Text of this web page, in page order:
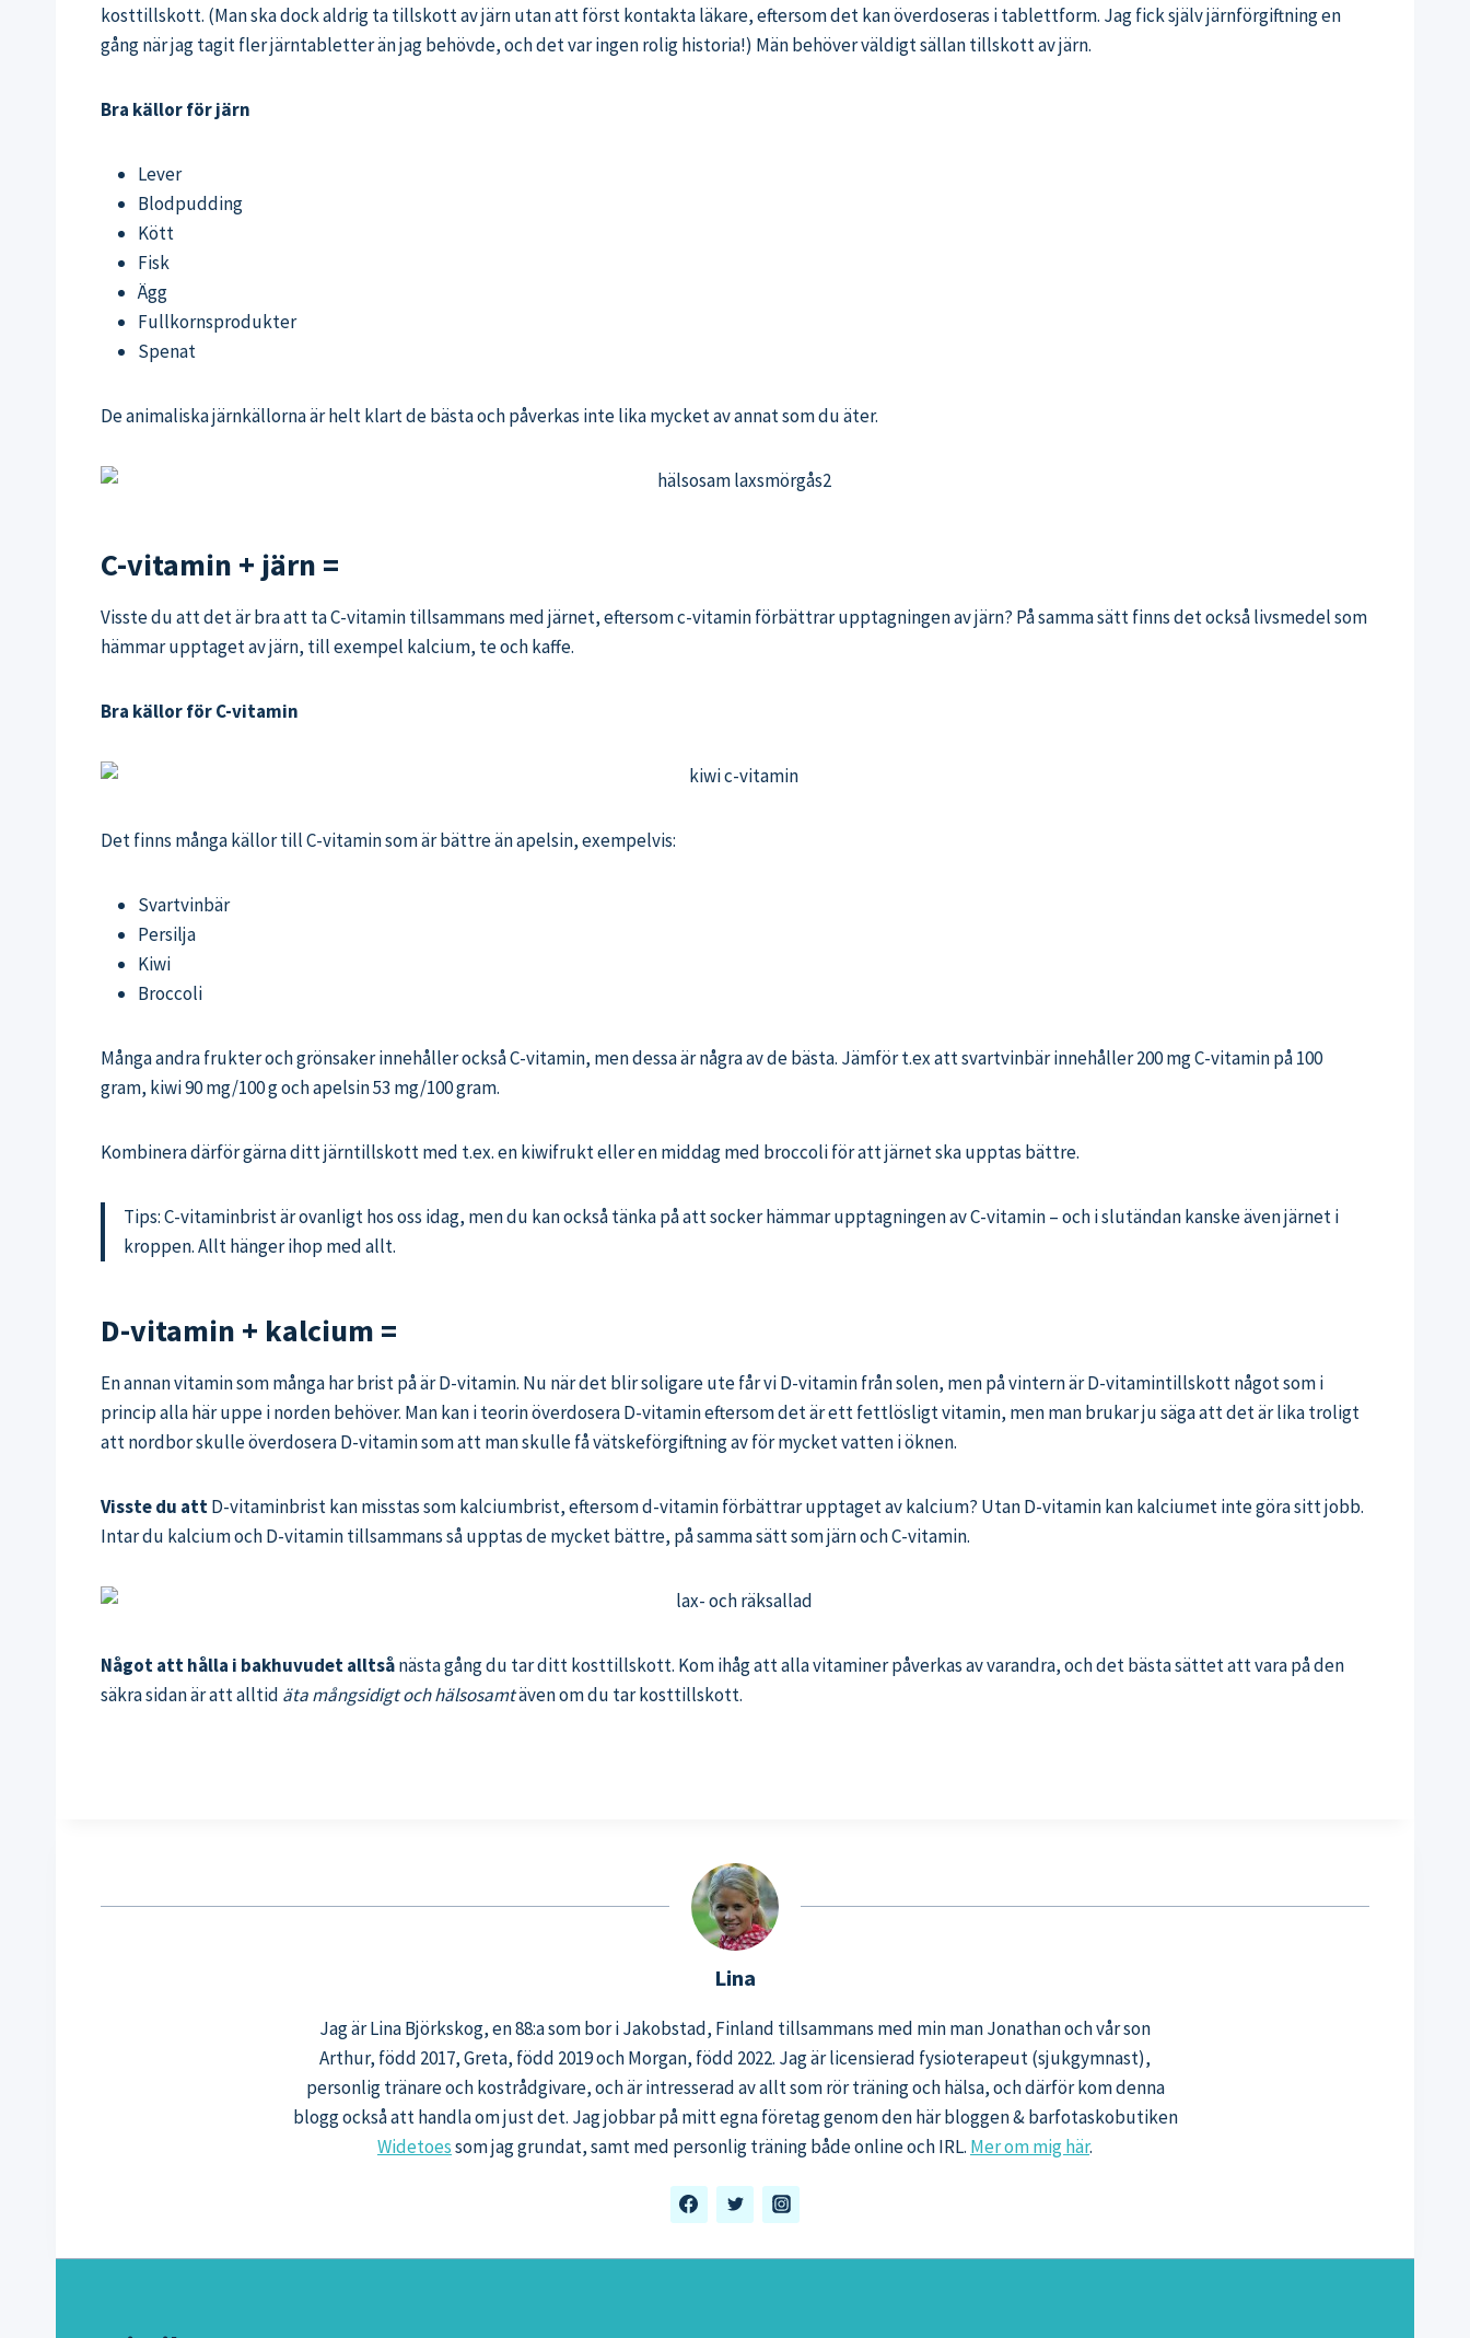
kosttillskott. (Man ska dock aldrig ta tillskott av järn utan att först kontakta läkare, eftersom det kan överdoseras i tablettform. Jag fick själv järnförgiftning en
gång när jag tagit fler järntabletter än jag behövde, och det var ingen rolig historia!) Män behöver väldigt sällan tillskott av järn.
Bra källor för järn
Lever
Blodpudding
Kött
Fisk
Ägg
Fullkornsprodukter
Spenat
De animaliska järnkällorna är helt klart de bästa och påverkas inte lika mycket av annat som du äter.
C-vitamin + järn =
Visste du att det är bra att ta C-vitamin tillsammans med järnet, eftersom c-vitamin förbättrar upptagningen av järn? På samma sätt finns det också livsmedel som
hämmar upptaget av järn, till exempel kalcium, te och kaffe.
Bra källor för C-vitamin
Det finns många källor till C-vitamin som är bättre än apelsin, exempelvis:
Svartvinbär
Persilja
Kiwi
Broccoli
Många andra frukter och grönsaker innehåller också C-vitamin, men dessa är några av de bästa. Jämför t.ex att svartvinbär innehåller 200 mg C-vitamin på 100
gram, kiwi 90 mg/100 g och apelsin 53 mg/100 gram.
Kombinera därför gärna ditt järntillskott med t.ex. en kiwifrukt eller en middag med broccoli för att järnet ska upptas bättre.
Tips: C-vitaminbrist är ovanligt hos oss idag, men du kan också tänka på att socker hämmar upptagningen av C-vitamin – och i slutändan kanske även järnet i
kroppen. Allt hänger ihop med allt.
D-vitamin + kalcium =
En annan vitamin som många har brist på är D-vitamin. Nu när det blir soligare ute får vi D-vitamin från solen, men på vintern är D-vitamintillskott något som i
princip alla här uppe i norden behöver. Man kan i teorin överdosera D-vitamin eftersom det är ett fettlösligt vitamin, men man brukar ju säga att det är lika troligt
att nordbor skulle överdosera D-vitamin som att man skulle få vätskeförgiftning av för mycket vatten i öknen.
Visste du attD-vitaminbrist kan misstas som kalciumbrist, eftersom d-vitamin förbättrar upptaget av kalcium? Utan D-vitamin kan kalciumet inte göra sitt jobb.
Intar du kalcium och D-vitamin tillsammans så upptas de mycket bättre, på samma sätt som järn och C-vitamin.
Något att hålla i bakhuvudet alltsånästa gång du tar ditt kosttillskott. Kom ihåg att alla vitaminer påverkas av varandra, och det bästa sättet att vara på den
säkra sidan är att alltid äta mångsidigt och hälsosamtäven om du tar kosttillskott.
Lina
Jag är Lina Björkskog, en 88:a som bor i Jakobstad, Finland tillsammans med min man Jonathan och vår son
Arthur, född 2017, Greta, född 2019 och Morgan, född 2022. Jag är licensierad fysioterapeut (sjukgymnast),
personlig tränare och kostrådgivare, och är intresserad av allt som rör träning och hälsa, och därför kom denna
blogg också att handla om just det. Jag jobbar på mitt egna företag genom den här bloggen & barfotaskobutiken
Widetoessom jag grundat, samt med personlig träning både online och IRL. Mer om mig här.